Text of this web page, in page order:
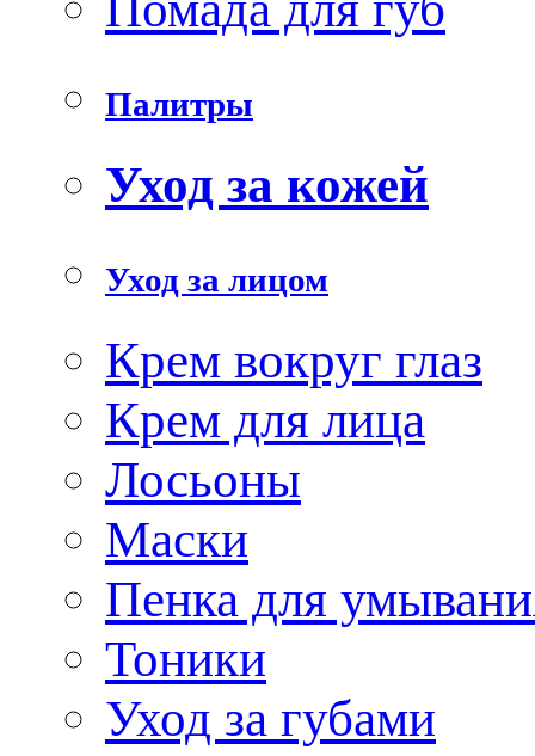
Палитры
Уход за кожей
Уход за лицом
Крем вокруг глаз
Крем для лица
Лосьоны
Маски
Пенка для
Тоники
Уход за губами